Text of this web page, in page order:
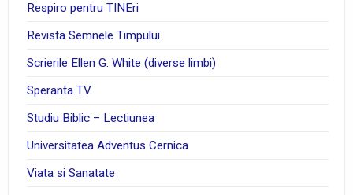
Respiro pentru TINEri
Revista Semnele Timpului
Scrierile Ellen G. White (diverse limbi)
Speranta TV
Studiu Biblic – Lectiunea
Universitatea Adventus Cernica
Viata si Sanatate